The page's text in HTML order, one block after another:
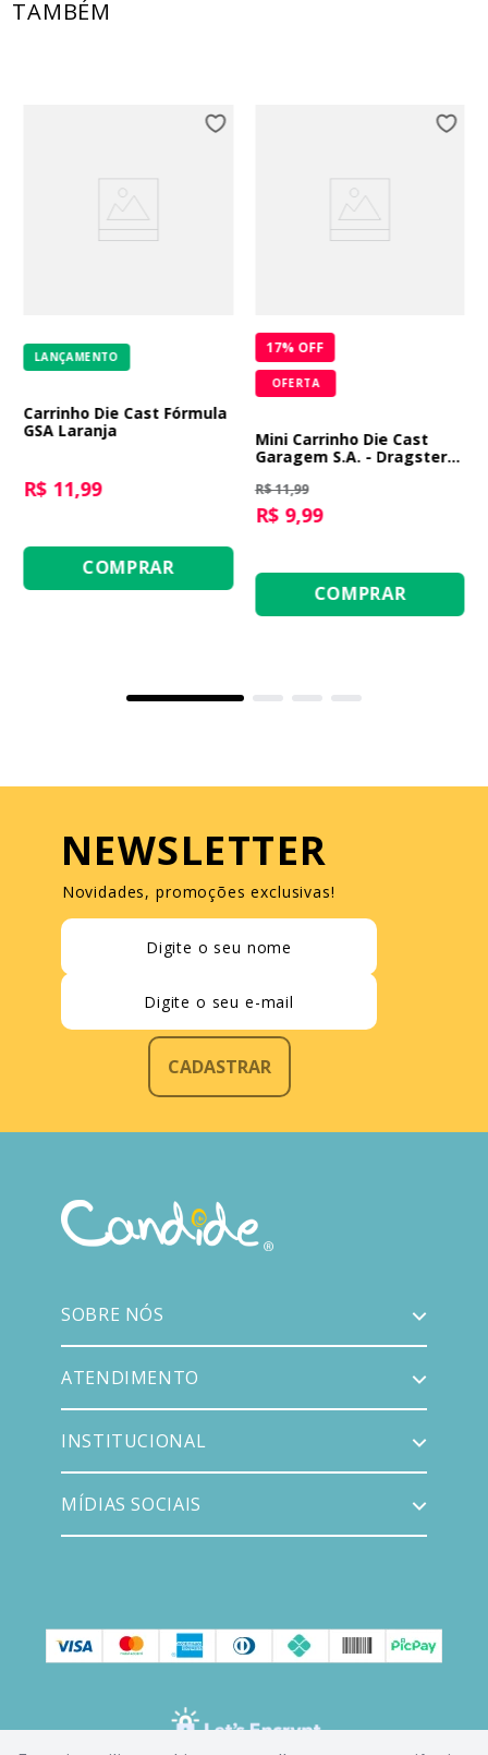
TAMBÉM
LANÇAMENTO
Carrinho Die Cast Fórmula
GSA Laranja
R$ 11,99
COMPRAR
17% OFF
OFERTA
Mini Carrinho Die Cast
Garagem S.A. - Dragster
R$ 11,99
R$ 9,99
COMPRAR
NEWSLETTER
Novidades, promoções exclusivas!
CADASTRAR
SOBRE NÓS
ATENDIMENTO
INSTITUCIONAL
MÍDIAS SOCIAIS